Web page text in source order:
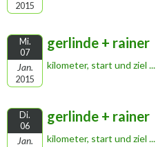
2015
Mi.
07
Jan.
2015
gerlinde + rainer
kilometer, start und ziel ...
Di.
06
Jan.
gerlinde + rainer
kilometer, start und ziel ...